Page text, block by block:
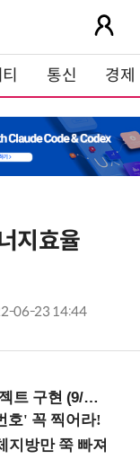
통신 경제
지효율
06-23 14:44
16 ~17 강남역)